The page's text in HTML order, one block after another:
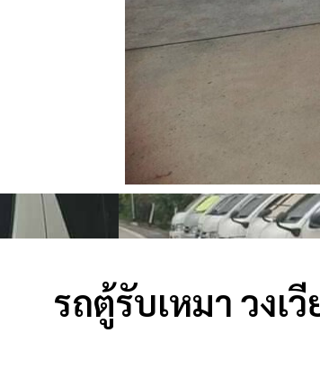
รถตู้รับเหมา วงเ